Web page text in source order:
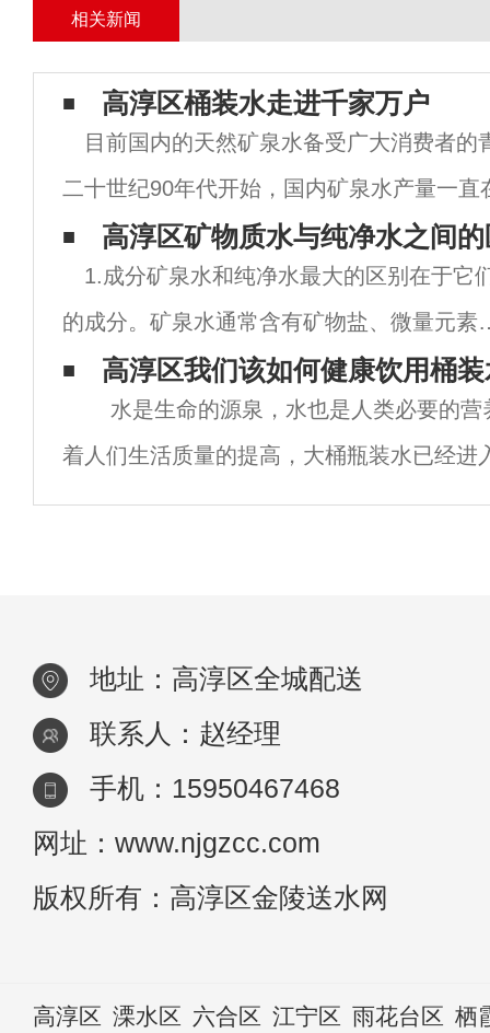
相关新闻
高淳区桶装水走进千家万户
目前国内的天然矿泉水备受广大消费者的
二十世纪90年代开始，国内矿泉水产量一直
之三十到百分之四十的高增长！瓶装水占领
定的份额，特别是仙林桶装水走进了千家万
高淳区矿物质水与纯净水之间
1.成分矿泉水和纯净水最大的区别在于它
的成分。矿泉水通常含有矿物盐、微量元素
二氧化碳气体，其中所含的微量元素可以补
人体所需的营养。高淳区纯净水是指没有任
物质、杂质或营养的水。2.水源矿泉水的水
高淳区我们该如何健康饮用桶
水是生命的源泉，水也是人类必要的营
着人们生活质量的提高，大桶瓶装水已经进
家庭。在方便消费者的同时，如何健康饮用
地址：高淳区全城配送
联系人：赵经理
手机：15950467468
网址：www.njgzcc.com
版权所有：高淳区金陵送水网
高淳区 溧水区 六合区 江宁区 雨花台区 栖